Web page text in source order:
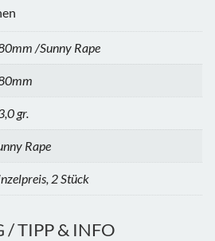
/Sunny Rape
gr.
Rape
2 Stück
/ TIPP & INFO